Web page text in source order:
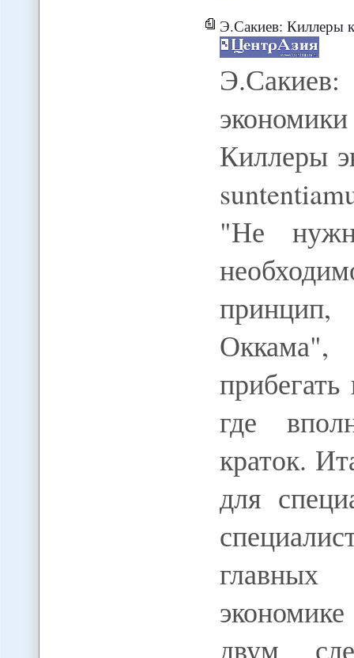
Э.Сакиев: Киллеры
Киллеры
"Не
где
краток.
для
двум